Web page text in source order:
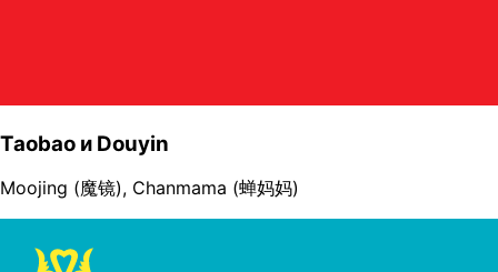
Taobao и Douyin
Moojing (魔镜), Chanmama (蝉妈妈)